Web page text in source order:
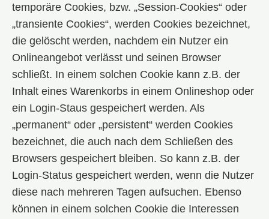
temporäre Cookies, bzw. „Session-Cookies“ oder
„transiente Cookies“, werden Cookies bezeichnet,
die gelöscht werden, nachdem ein Nutzer ein
Onlineangebot verlässt und seinen Browser
schließt. In einem solchen Cookie kann z.B. der
Inhalt eines Warenkorbs in einem Onlineshop oder
ein Login-Staus gespeichert werden. Als
„permanent“ oder „persistent“ werden Cookies
bezeichnet, die auch nach dem Schließen des
Browsers gespeichert bleiben. So kann z.B. der
Login-Status gespeichert werden, wenn die Nutzer
diese nach mehreren Tagen aufsuchen. Ebenso
können in einem solchen Cookie die Interessen